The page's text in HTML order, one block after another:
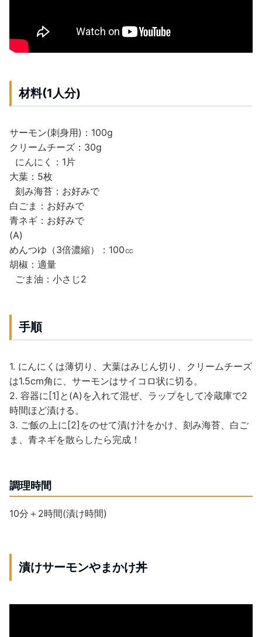
材料(1人分)
サーモン(刺身用)：100g
クリームチーズ：30g
にんにく：1片
大葉：5枚
刻み海苔：お好みで
白ごま：お好みで
青ネギ：お好みで
(A)
めんつゆ（3倍濃縮）：100㏄
胡椒：適量
ごま油：小さじ2
手順
1. にんにくは薄切り、大葉はみじん切り、クリームチーズ
は1.5cm角に、サーモンはサイコロ状に切る。
2. 容器に[1]と(A)を入れて混ぜ、ラップをして冷蔵庫で2
時間ほど漬ける。
3. ご飯の上に[2]をのせて漬け汁をかけ、刻み海苔、白ご
ま、青ネギを散らしたら完成！
調理時間
10分＋2時間(漬け時間)
漬けサーモンやまかけ丼